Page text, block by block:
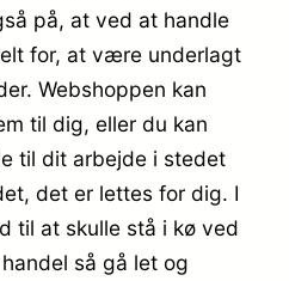
på, at ved at handle
for, at være underlagt
Webshoppen kan
til dig, eller du kan
til dit arbejde i stedet
det er lettes for dig. I
til at skulle stå i kø ved
så gå let og